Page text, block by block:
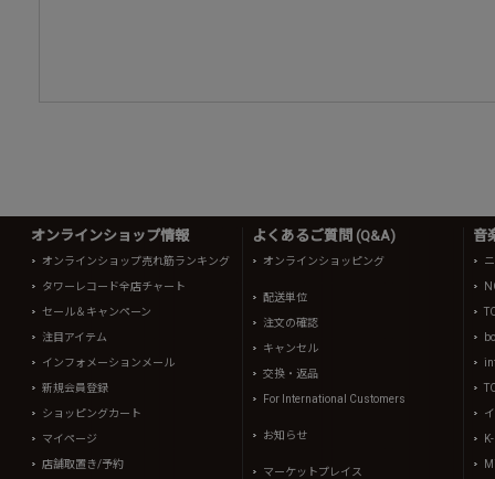
オンラインショップ情報
オンラインショップ売れ筋ランキング
タワーレコード全店チャート
セール＆キャンペーン
注目アイテム
インフォメーションメール
新規会員登録
ショッピングカート
マイページ
店舗取置き/予約
よくあるご質問 (Q&A)
オンラインショッピング
配送単位
注文の確認
キャンセル
交換・返品
For International Customers
お知らせ
マーケットプレイス
音